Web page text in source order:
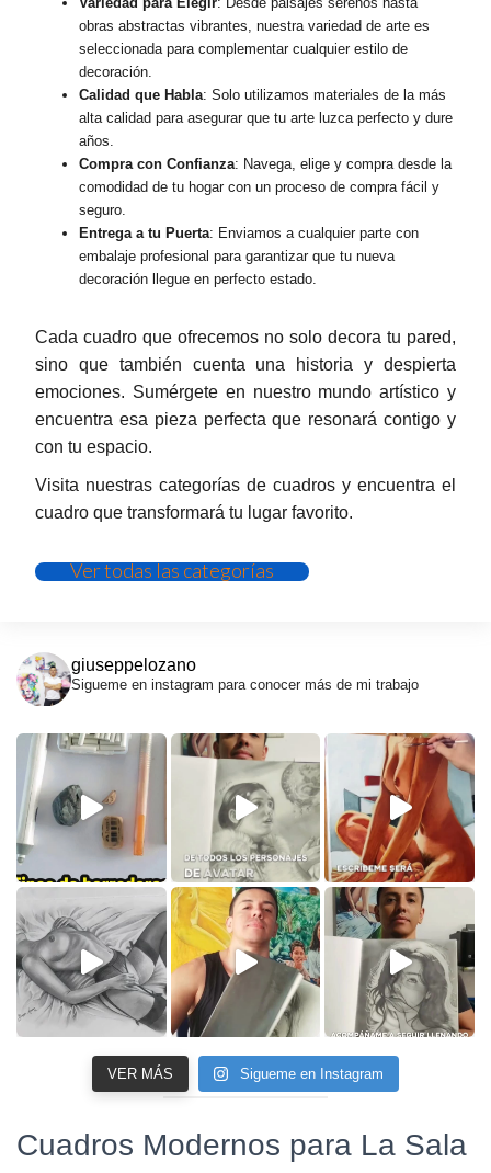
obras abstractas vibrantes, nuestra variedad de arte es
seleccionada para complementar cualquier estilo de
decoración.
Calidad que Habla: Solo utilizamos materiales de la más
alta calidad para asegurar que tu arte luzca perfecto y dure
años.
Compra con Confianza: Navega, elige y compra desde la
comodidad de tu hogar con un proceso de compra fácil y
seguro.
Entrega a tu Puerta: Enviamos a cualquier parte con
embalaje profesional para garantizar que tu nueva
decoración llegue en perfecto estado.
Cada cuadro que ofrecemos no solo decora tu pared,
sino que también cuenta una historia y despierta
emociones. Sumérgete en nuestro mundo artístico y
encuentra esa pieza perfecta que resonará contigo y
con tu espacio.
Visita nuestras categorías de cuadros y encuentra el
cuadro que transformará tu lugar favorito.
Ver todas las categorías
giuseppelozano
Sigueme en instagram para conocer más de mi trabajo
VER MÁS Sigueme en Instagram
Cuadros Modernos para La Sala